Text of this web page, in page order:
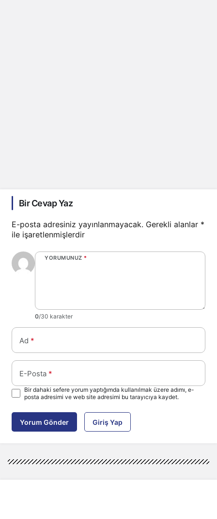
Bir Cevap Yaz
E-posta adresiniz yayınlanmayacak. Gerekli alanlar *
ile işaretlenmişlerdir
YORUMUNUZ *
0/30 karakter
Ad *
E-Posta *
Bir dahaki sefere yorum yaptığımda kullanılmak üzere adımı, e-
posta adresimi ve web site adresimi bu tarayıcıya kaydet.
Yorum Gönder Giriş Yap